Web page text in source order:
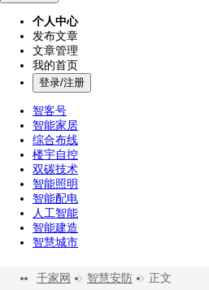
个人中心
发布文章
文章管理
我的首页
登录/注册
智客号
智能家居
综合布线
楼宇自控
双碳技术
智能照明
智能配电
人工智能
智能建造
智慧城市
千家网 智慧安防 正文